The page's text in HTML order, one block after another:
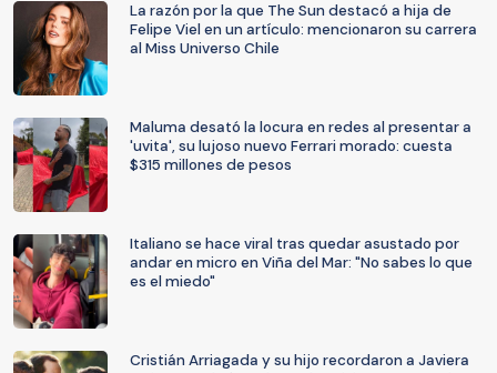
La razón por la que The Sun destacó a hija de
Felipe Viel en un artículo: mencionaron su carrera
al Miss Universo Chile
Maluma desató la locura en redes al presentar a
'uvita', su lujoso nuevo Ferrari morado: cuesta
$315 millones de pesos
Italiano se hace viral tras quedar asustado por
andar en micro en Viña del Mar: "No sabes lo que
es el miedo"
Cristián Arriagada y su hijo recordaron a Javiera